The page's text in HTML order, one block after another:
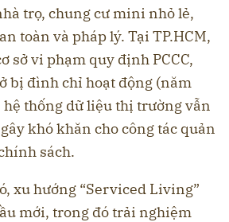
trọ, chung cư mini nhỏ lẻ,
toàn và pháp lý. Tại TP.HCM,
sở vi phạm quy định PCCC,
bị đình chỉ hoạt động (năm
thống dữ liệu thị trường vẫn
khó khăn cho công tác quản
sách.
xu hướng “Serviced Living”
mới, trong đó trải nghiệm